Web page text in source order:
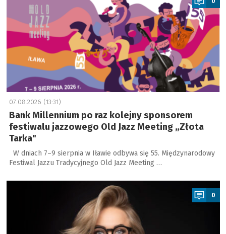
07.08.2026 (13:31)
Bank Millennium po raz kolejny sponsorem
festiwalu jazzowego Old Jazz Meeting „Złota
Tarka"
W dniach 7–9 sierpnia w Iławie odbywa się 55. Międzynarodowy
Festiwal Jazzu Tradycyjnego Old Jazz Meeting …
a
0